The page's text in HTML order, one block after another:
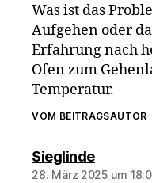
Was ist das
Aufgehen oder
Erfahrung nach
Ofen zum
Temperatur.
VOM BEITRAGSAUTOR
Sieglindesagt:
28. März 2025 um